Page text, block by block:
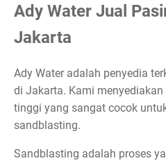
Ady Water Jual
Jakarta
Ady Water adalah penyedia
di Jakarta. Kami
tinggi yang sangat cocok
sandblasting.
Sandblasting adalah proses